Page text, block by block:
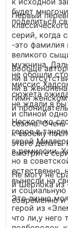
будет
поделиться
Первый
серий, когда
-это фамилия
великого
мужчина.
не обошли
миссис
сюжета
не ждали,я бы
и спиной
сезона.
к своему
этого
смотрите
Вообще
ни в
ни в
гимн
и
Несколько
герое в
герой
в ремиссии.
но в
естественно,
вынесли на
и социальную
современно и
Не могу не
и Шерлока из
Это лично
герой из
что ли,у него